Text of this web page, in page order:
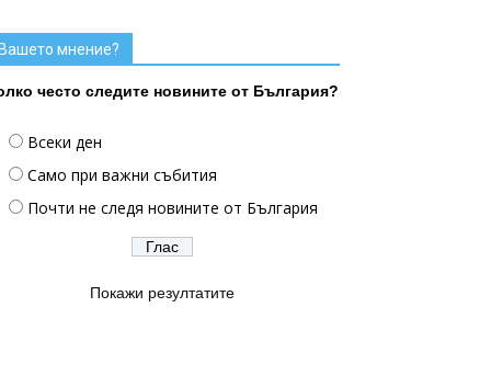
мнение?
често следите новините от България?
Всеки ден
Само при важни събития
Почти не следя новините от България
Покажи резултатите